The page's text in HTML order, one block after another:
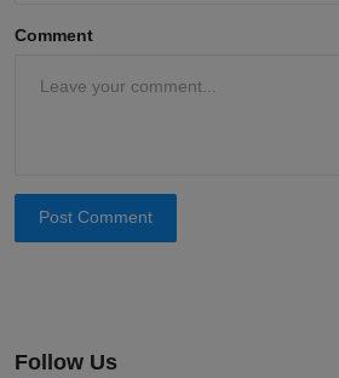
Comment
Post Comment
Follow Us